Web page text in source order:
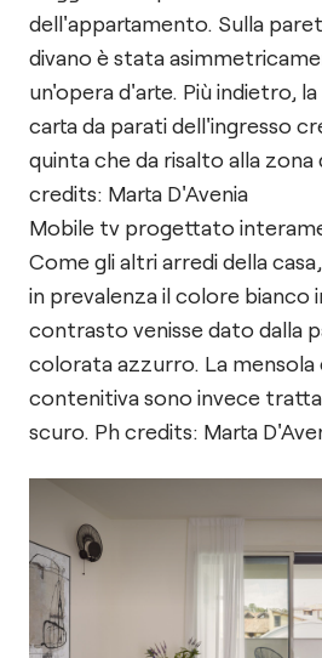
dell'appartamento. Sulla
divano è stata
un'opera d'arte. Più indietro,
carta da parati dell'ingresso
quinta che da risalto alla zona
credits: Marta D'Avenia
Mobile tv progettato
Come gli altri arredi della
in prevalenza il colore bianco
contrasto venisse dato dalla
colorata azzurro. La mensola
contenitiva sono invece
scuro. Ph credits: Marta